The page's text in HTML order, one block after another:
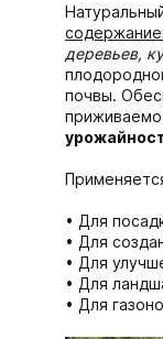
деревьев,
почвы.
Для
Для
Для
Для
Для